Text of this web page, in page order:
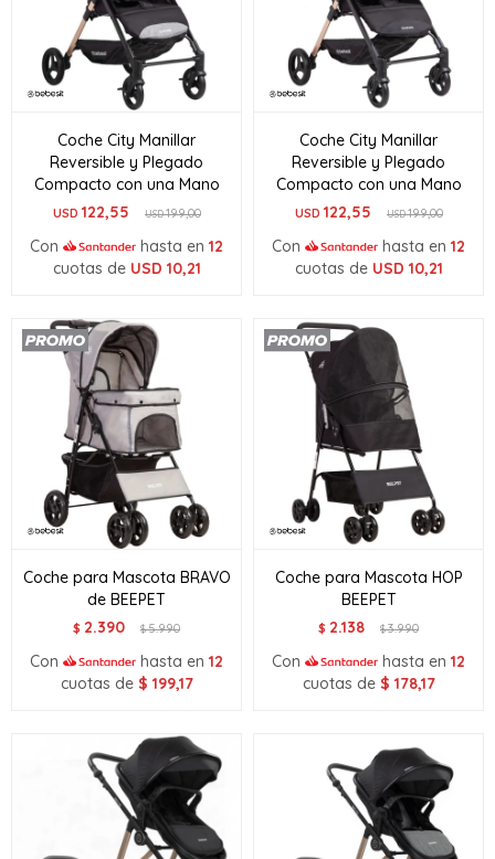
Coche City Manillar
Reversible y Plegado
Compacto con una Mano
USD 122,55 USD199,00
Con hasta en 12
cuotas de USD 10,21
Coche City Manillar
Reversible y Plegado
Compacto con una Mano
USD 122,55 USD199,00
Con hasta en 12
cuotas de USD 10,21
Coche para Mascota BRAVO
de BEEPET
$ 2.390 $5.990
Con hasta en 12
cuotas de $ 199,17
Coche para Mascota HOP
BEEPET
$ 2.138 $3.990
Con hasta en 12
cuotas de $ 178,17